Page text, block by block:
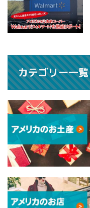
カテゴリー一覧